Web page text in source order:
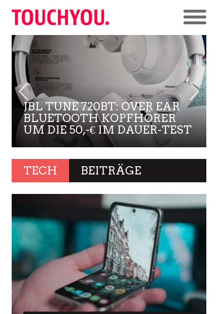
JBL TUNE 720BT: OVER EAR
BLUETOOTH KOPFHÖRER
UM DIE 50,-€ IM DAUER-TEST
TECH BEITRÄGE